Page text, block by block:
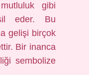
gibi
eder. Bu
gelişi birçok
Bir inanca
sembolize